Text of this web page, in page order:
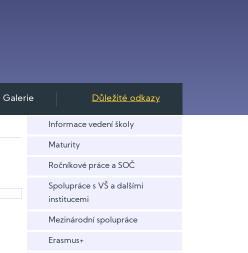
Galerie Důležité odkazy
Informace vedení školy
Maturity
Ročníkové práce a SOČ
Spolupráce s VŠ a dalšími
institucemi
Mezinárodní spolupráce
Erasmus+